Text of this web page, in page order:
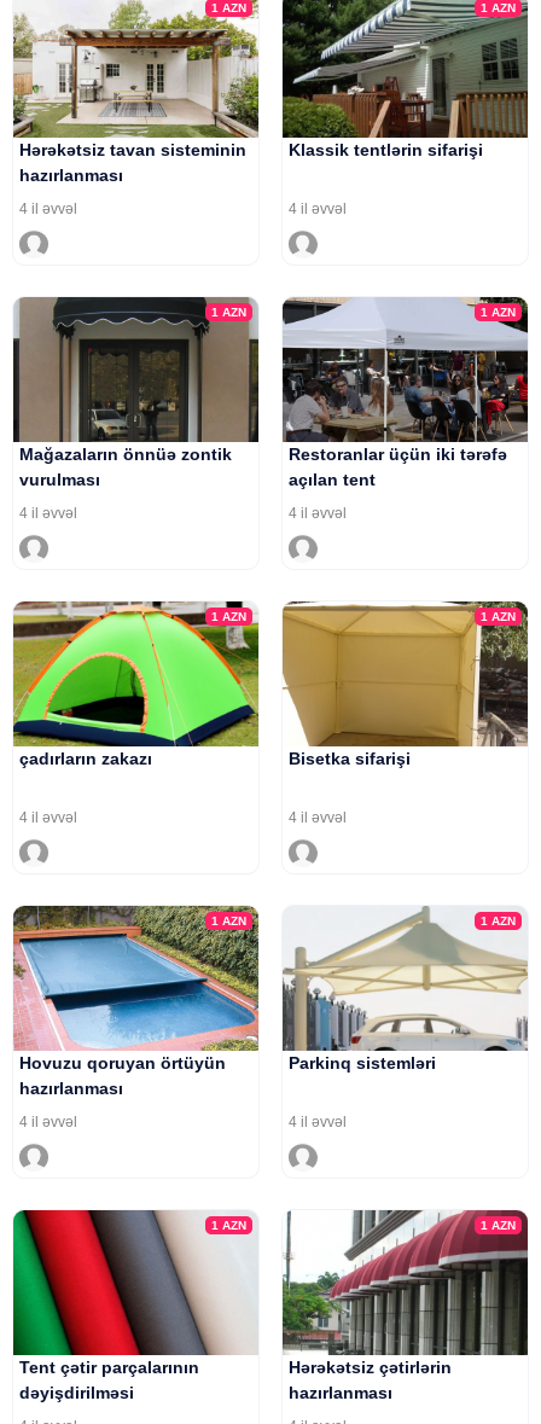
1AZN
Hərəkətsiz tavan sisteminin
hazırlanması
4 il əvvəl
1 AZN
Klassik tentlərin sifarişi
4 il əvvəl
1AZN
Mağazaların önnüə zontik
vurulması
4 il əvvəl
1 AZN
Restoranlar üçün iki tərəfə
açılan tent
4 il əvvəl
1AZN
çadırların zakazı
4 il əvvəl
1 AZN
Bisetka sifarişi
4 il əvvəl
1AZN
Hovuzu qoruyan örtüyün
hazırlanması
4 il əvvəl
1 AZN
Parkinq sistemləri
4 il əvvəl
1AZN
Tent çətir parçalarının
dəyişdirilməsi
1 AZN
Hərəkətsiz çətirlərin
hazırlanması